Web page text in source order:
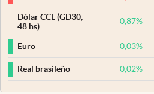
Dólar CCL (GD30,
48 hs)
0,87%
Euro 0,03%
Real brasileño 0,02%